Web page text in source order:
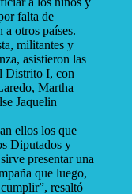
falta de
a otros países.
militantes y
asistieron las
Distrito I, con
Martha
Jaquelin
ellos los que
Diputados y
presentar una
que luego,
resaltó